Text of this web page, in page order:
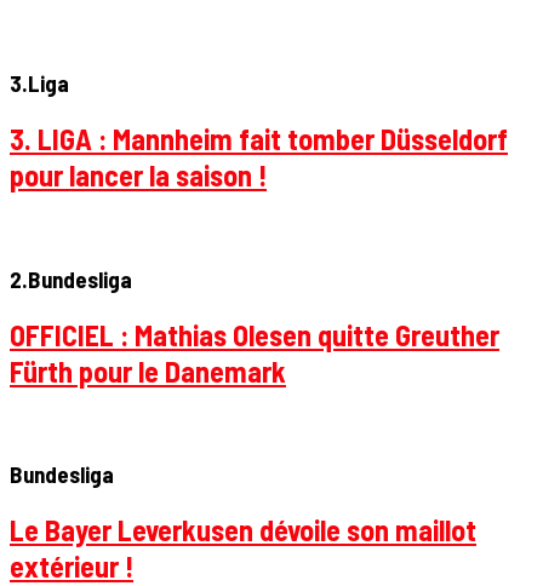
3.Liga
3. LIGA : Mannheim fait tomber Düsseldorf
pour lancer la saison !
2.Bundesliga
OFFICIEL : Mathias Olesen quitte Greuther
Fürth pour le Danemark
Bundesliga
Le Bayer Leverkusen dévoile son maillot
extérieur !